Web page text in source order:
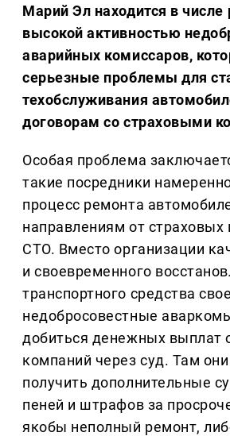
Марий Эл находится в числе
высокой активностью
аварийных комиссаров,
серьезные проблемы для
техобслуживания
договорам со страховыми
Особая проблема
такие посредники
процесс ремонта
направлениям от страховых
СТО. Вместо организации
и своевременного
транспортного средства
недобросовестные
добиться денежных выплат
компаний через суд. Там
получить дополнительные
пеней и штрафов за
якобы неполный ремонт,